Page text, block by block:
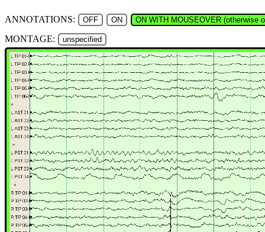
ANNOTATIONS: OFF ON ON WITH MOUSEOVER (otherwise
MONTAGE: unspecified